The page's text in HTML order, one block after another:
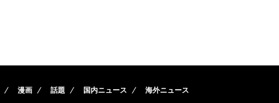
漫画 話題 国内ニュース 海外ニュース